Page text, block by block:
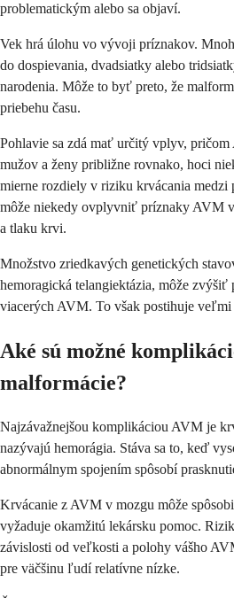
problematickým alebo sa objaví.
Vek hrá úlohu vo vývoji príznakov.
do dospievania, dvadsiatky alebo
narodenia. Môže to byť preto, že
priebehu času.
Pohlavie sa zdá mať určitý vplyv,
mužov a ženy približne rovnako, hoci
mierne rozdiely v riziku krvácania medzi
môže niekedy ovplyvniť príznaky AVM
a tlaku krvi.
Množstvo zriedkavých genetických
hemoragická telangiektázia, môže
viacerých AVM. To však postihuje
Aké sú možné
malformácie?
Najzávažnejšou komplikáciou AVM je
nazývajú hemorágia. Stáva sa to, keď
abnormálnym spojením spôsobí
Krvácanie z AVM v mozgu môže
vyžaduje okamžitú lekársku pomoc.
závislosti od veľkosti a polohy vášho
pre väčšinu ľudí relatívne nízke.